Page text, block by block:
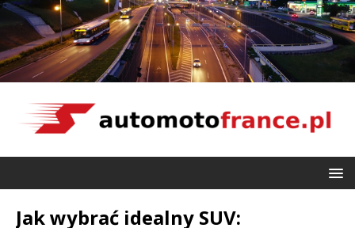
Jak wybrać idealny SUV: